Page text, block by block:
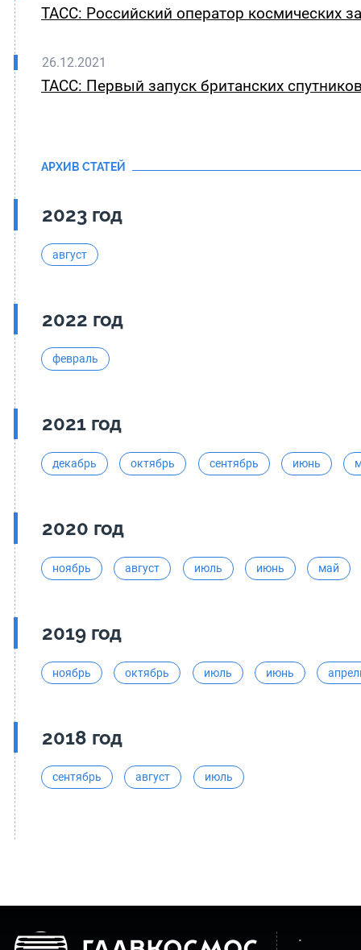
ТАСС: Российский оператор космических
26.12.2021
ТАСС: Первый запуск британских
АРХИВ СТАТЕЙ
2023 год
август
2022 год
февраль
2021 год
декабрь октябрь сентябрь июнь
2020 год
ноябрь август июль июнь май
2019 год
ноябрь октябрь июль июнь
2018 год
сентябрь август июль